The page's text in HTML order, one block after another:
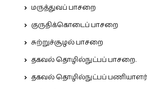
மருத்துவப் பாசறை
குருதிக்கொடைப் பாசறை
சுற்றுச்சூழல் பாசறை
தகவல் தொழில்நுட்பப் பாசறை.
தகவல் தொழில்நுட்பப்